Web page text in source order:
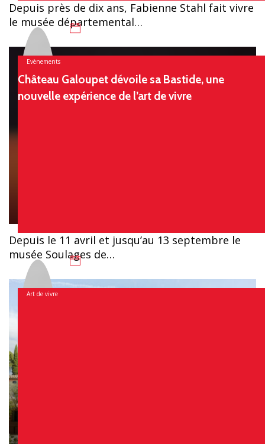
Depuis près de dix ans, Fabienne Stahl fait vivre
le musée départemental…
Evènements
Depuis le 11 avril et jusqu’au 13 septembre le
musée Soulages de…
Château Galoupet dévoile sa Bastide, une
nouvelle expérience de l’art de vivre
Art de vivre